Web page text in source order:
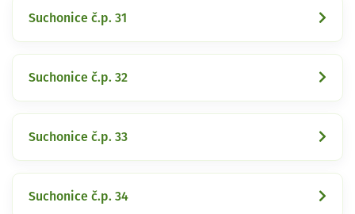
Suchonice č.p. 31
Suchonice č.p. 32
Suchonice č.p. 33
Suchonice č.p. 34